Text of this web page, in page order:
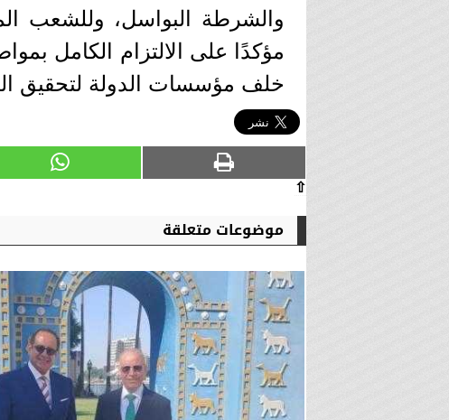
والشرطة البواسل، وللشعب
مؤكدًا على الالتزام الكامل
خلف مؤسسات الدولة لتحقيق
⇧
موضوعات متعلقة